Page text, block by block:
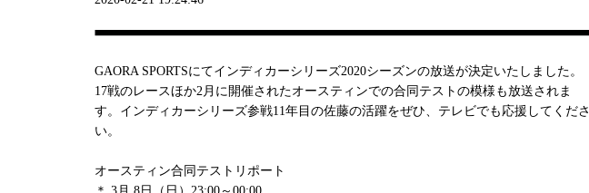
GAORA SPORTSにてインディカーシリーズ2020シーズンの放送が決定いたしました。
17戦のレースほか2月に開催されたオースティンでの合同テストの模様も放送されま
す。インディカーシリーズ参戦11年目の佐藤の活躍をぜひ、テレビでも応援してくださ
い。
オースティン合同テストリポート